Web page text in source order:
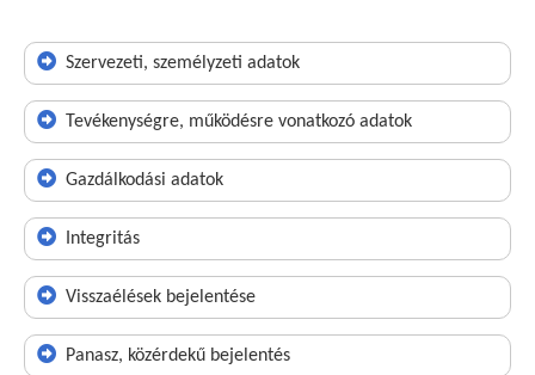
Szervezeti, személyzeti adatok
Tevékenységre, működésre vonatkozó adatok
Gazdálkodási adatok
Integritás
Visszaélések bejelentése
Panasz, közérdekű bejelentés